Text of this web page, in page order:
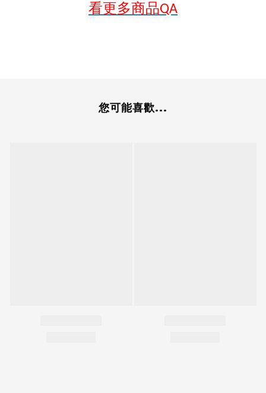
看更多商品QA
您可能喜歡...